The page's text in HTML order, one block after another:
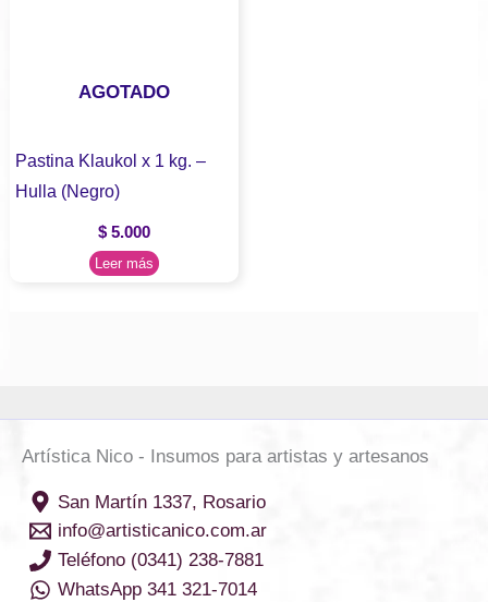
AGOTADO
Pastina Klaukol x 1 kg. –
Hulla (Negro)
$ 5.000
Leer más
Artística Nico - Insumos para artistas y artesanos
San Martín 1337, Rosario
info@artisticanico.com.ar
Teléfono (0341) 238-7881
WhatsApp 341 321-7014